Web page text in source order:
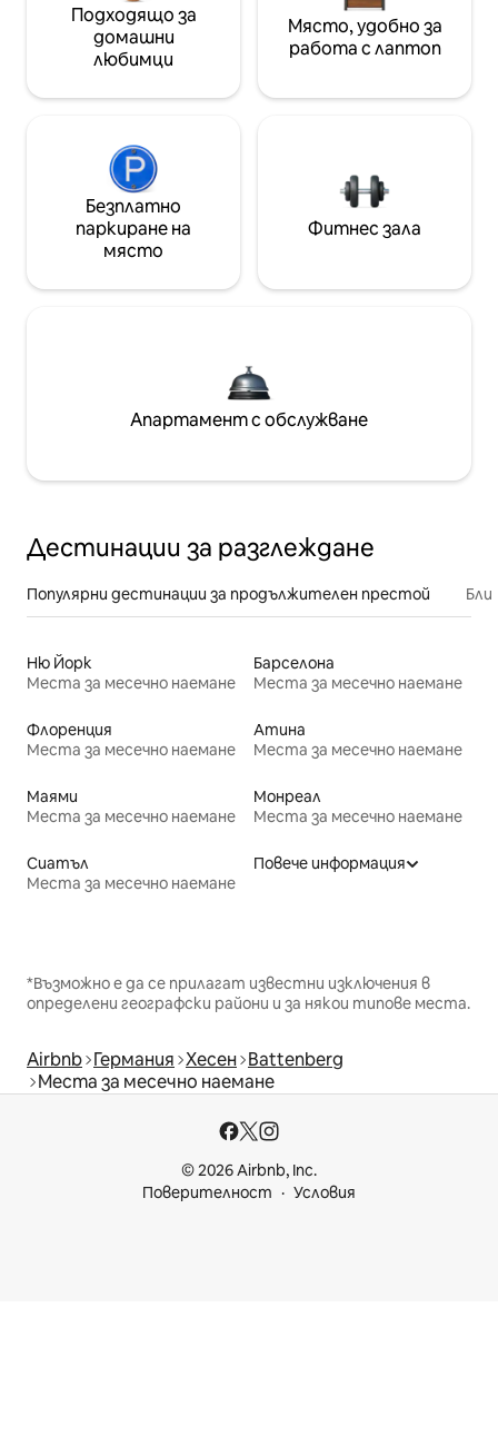
Подходящо за
домашни
любимци
Място, удобно за
работа с лаптоп
Безплатно
паркиране на
място
Фитнес зала
Апартамент с обслужване
Дестинации за разглеждане
Популярни дестинации за продължителен престой
Ню Йорк
Места за месечно наемане
Барселона
Места за месечно наемане
Флоренция
Места за месечно наемане
Атина
Места за месечно наемане
Маями
Места за месечно наемане
Монреал
Места за месечно наемане
Сиатъл
Места за месечно наемане
Повече информация
*Възможно е да се прилагат известни изключения в
определени географски райони и за някои типове места.
Airbnb Германия Хесен Battenberg
Места за месечно наемане
© 2026 Airbnb, Inc.
Поверителност
Условия